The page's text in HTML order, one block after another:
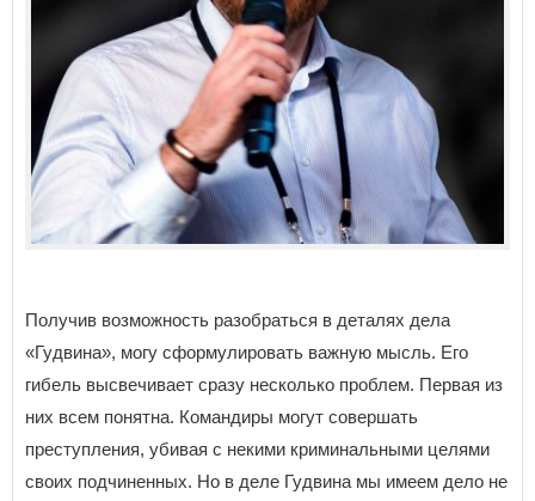
Получив возможность разобраться в деталях дела
«Гудвина», могу сформулировать важную мысль. Его
гибель высвечивает сразу несколько проблем. Первая из
них всем понятна. Командиры могут совершать
преступления, убивая с некими криминальными целями
своих подчиненных. Но в деле Гудвина мы имеем дело не